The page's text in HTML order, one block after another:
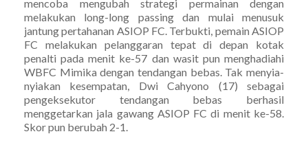
mencoba mengubah strategi permainan dengan
melakukan long-long passing dan mulai menusuk
jantung pertahanan ASIOP FC. Terbukti, pemain ASIOP
FC melakukan pelanggaran tepat di depan kotak
penalti pada menit ke-57 dan wasit pun menghadiahi
WBFC Mimika dengan tendangan bebas. Tak menyia-
nyiakan kesempatan, Dwi Cahyono (17) sebagai
pengeksekutor tendangan bebas berhasil
menggetarkan jala gawang ASIOP FC di menit ke-58.
Skor pun berubah 2-1.